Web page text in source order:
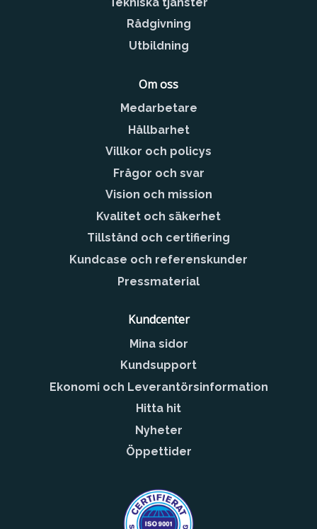
Rådgivning
Utbildning
Om oss
Medarbetare
Hållbarhet
Villkor och policys
Frågor och svar
Vision och mission
Kvalitet och säkerhet
Tillstånd och certifiering
Kundcase och referenskunder
Pressmaterial
Kundcenter
Mina sidor
Kundsupport
Ekonomi och Leverantörsinformation
Hitta hit
Nyheter
Öppettider